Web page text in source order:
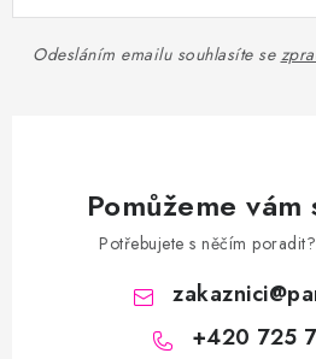
Odesláním emailu souhlasíte se
Pomůžeme
Potřebujete s něčím
zakaznici@
+420 725